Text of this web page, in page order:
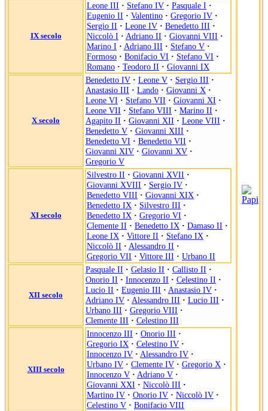
IX secolo
Leone III · Stefano IV · Pasquale I ·
Eugenio II · Valentino · Gregorio IV ·
Sergio II · Leone IV · Benedetto III ·
Niccolò I · Adriano II · Giovanni VIII ·
Marino I · Adriano III · Stefano V ·
Formoso · Bonifacio VI · Stefano VI ·
Romano · Teodoro II · Giovanni IX
X secolo
Benedetto IV · Leone V · Sergio III ·
Anastasio III · Lando · Giovanni X ·
Leone VI · Stefano VII · Giovanni XI ·
Leone VII · Stefano VIII · Marino II ·
Agapito II · Giovanni XII · Leone VIII ·
Benedetto V · Giovanni XIII ·
Benedetto VI · Benedetto VII ·
Giovanni XIV · Giovanni XV ·
Gregorio V
XI secolo
Silvestro II · Giovanni XVII ·
Giovanni XVIII · Sergio IV ·
Benedetto VIII · Giovanni XIX ·
Benedetto IX · Silvestro III ·
Benedetto IX · Gregorio VI ·
Clemente II · Benedetto IX · Damaso II ·
Leone IX · Vittore II · Stefano IX ·
Niccolò II · Alessandro II ·
Gregorio VII · Vittore III · Urbano II
XII secolo
Pasquale II · Gelasio II · Callisto II ·
Onorio II · Innocenzo II · Celestino II ·
Lucio II · Eugenio III · Anastasio IV ·
Adriano IV · Alessandro III · Lucio III ·
Urbano III · Gregorio VIII ·
Clemente III · Celestino III
XIII secolo
Innocenzo III · Onorio III ·
Gregorio IX · Celestino IV ·
Innocenzo IV · Alessandro IV ·
Urbano IV · Clemente IV · Gregorio X ·
Innocenzo V · Adriano V ·
Giovanni XXI · Niccolò III ·
Martino IV · Onorio IV · Niccolò IV ·
Celestino V · Bonifacio VIII